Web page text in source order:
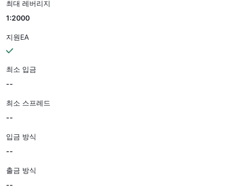
최대 레버리지
1:2000
지원EA
최소 입금
--
최소 스프레드
--
입금 방식
--
출금 방식
--